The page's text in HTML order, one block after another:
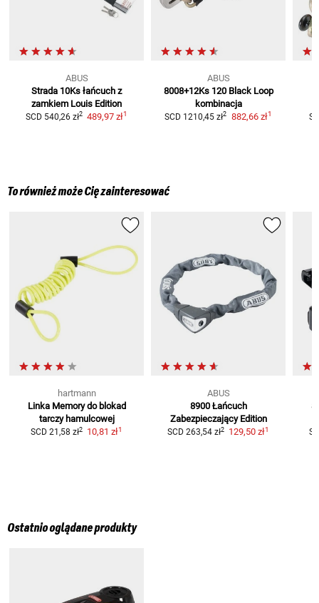
ABUS
Strada 10Ks łańcuch z
zamkiem Louis Edition
SCD 540,26 zł2 489,97 zł1
ABUS
8008+12Ks 120 Black Loop
kombinacja
SCD 1210,45 zł2 882,66 zł1
To również może Cię zainteresować
hartmann
Linka Memory do blokad
tarczy hamulcowej
SCD 21,58 zł2 10,81 zł1
ABUS
8900 Łańcuch
Zabezpieczający Edition
SCD 263,54 zł2 129,50 zł1
Ostatnio oglądane produkty